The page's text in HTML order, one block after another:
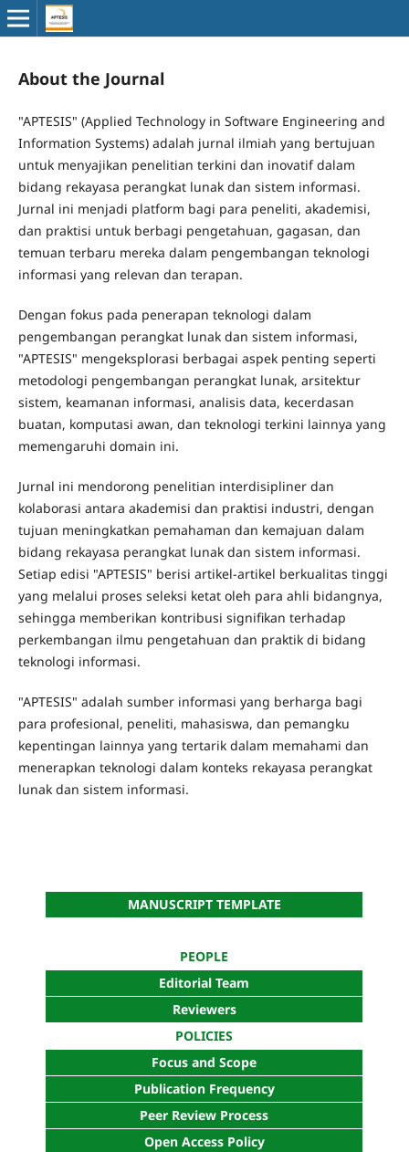
About the Journal
"APTESIS" (Applied Technology in Software Engineering and
Information Systems) adalah jurnal ilmiah yang bertujuan
untuk menyajikan penelitian terkini dan inovatif dalam
bidang rekayasa perangkat lunak dan sistem informasi.
Jurnal ini menjadi platform bagi para peneliti, akademisi,
dan praktisi untuk berbagi pengetahuan, gagasan, dan
temuan terbaru mereka dalam pengembangan teknologi
informasi yang relevan dan terapan.
Dengan fokus pada penerapan teknologi dalam
pengembangan perangkat lunak dan sistem informasi,
"APTESIS" mengeksplorasi berbagai aspek penting seperti
metodologi pengembangan perangkat lunak, arsitektur
sistem, keamanan informasi, analisis data, kecerdasan
buatan, komputasi awan, dan teknologi terkini lainnya yang
memengaruhi domain ini.
Jurnal ini mendorong penelitian interdisipliner dan
kolaborasi antara akademisi dan praktisi industri, dengan
tujuan meningkatkan pemahaman dan kemajuan dalam
bidang rekayasa perangkat lunak dan sistem informasi.
Setiap edisi "APTESIS" berisi artikel-artikel berkualitas tinggi
yang melalui proses seleksi ketat oleh para ahli bidangnya,
sehingga memberikan kontribusi signifikan terhadap
perkembangan ilmu pengetahuan dan praktik di bidang
teknologi informasi.
"APTESIS" adalah sumber informasi yang berharga bagi
para profesional, peneliti, mahasiswa, dan pemangku
kepentingan lainnya yang tertarik dalam memahami dan
menerapkan teknologi dalam konteks rekayasa perangkat
lunak dan sistem informasi.
MANUSCRIPT TEMPLATE
PEOPLE
Editorial Team
Reviewers
POLICIES
Focus and Scope
Publication Frequency
Peer Review Process
Open Access Policy